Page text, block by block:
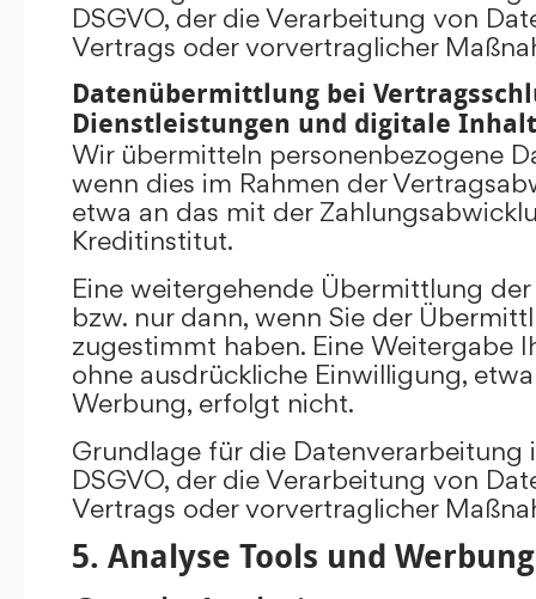
DSGVO, der die Verarbeitung von
Vertrags oder vorvertraglicher
Datenübermittlung bei
Dienstleistungen und digitale
Wir übermitteln personenbezogene
wenn dies im Rahmen der
etwa an das mit der
Kreditinstitut.
Eine weitergehende Übermittlung
bzw. nur dann, wenn Sie der
zugestimmt haben. Eine Weitergabe
ohne ausdrückliche Einwilligung,
Werbung, erfolgt nicht.
Grundlage für die Datenverarbeitung
DSGVO, der die Verarbeitung von
Vertrags oder vorvertraglicher
5. Analyse Tools und Werbung